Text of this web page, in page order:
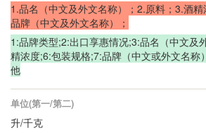
1.品名（中文及外文名称）；2.原料；3.酒精
品牌（中文及外文名称）；
1:品牌类型;2:出口享惠情况;3:品名（中文及
精浓度;6:包装规格;7:品牌（中文或外文名称
他
单位(第一/第二)
升/千克